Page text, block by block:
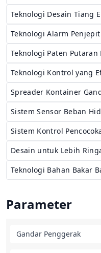
Teknologi Desain Tiang
Teknologi Alarm
Teknologi Paten
Teknologi Kontrol yang
Spreader Kontainer
Sistem Sensor Beban
Sistem Kontrol
Desain untuk Lebih
Teknologi Bahan Bakar
Parameter
Gandar Penggerak